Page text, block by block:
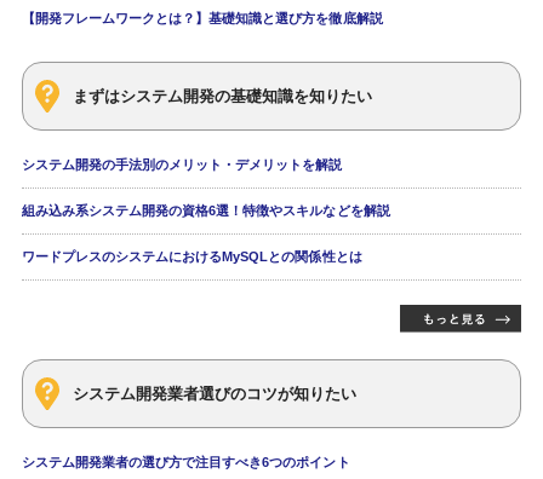
【開発フレームワークとは？】基礎知識と選び方を徹底解説
まずはシステム開発の基礎知識を知りたい
システム開発の手法別のメリット・デメリットを解説
組み込み系システム開発の資格6選！特徴やスキルなどを解説
ワードプレスのシステムにおけるMySQLとの関係性とは
システム開発業者選びのコツが知りたい
システム開発業者の選び方で注目すべき6つのポイント